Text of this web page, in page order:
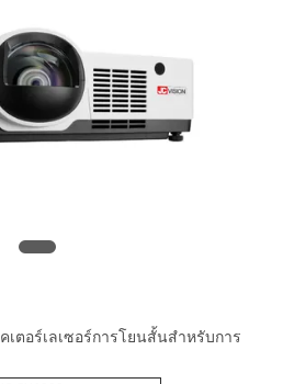
คเตอร์เลเซอร์การโยนสั้นสําหรับการ